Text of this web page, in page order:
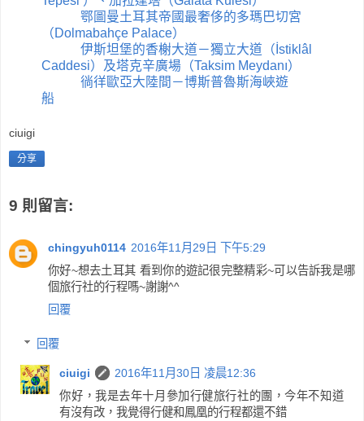
鄂圖曼土耳其帝國最奢侈的多瑪巴切宮
（Dolmabahçe Palace）
伊斯坦堡的香榭大道－獨立大道（İstiklâl
Caddesi）及塔克辛廣場（Taksim Meydanı）
徜徉歐亞大陸間－博斯普魯斯海峽遊
船
ciuigi
分享
9 則留言:
chingyuh0114 2016年11月29日 下午5:29
你好~想去土耳其 看到你的遊記很完整精彩~可以告訴我是哪
個旅行社的行程嗎~謝謝^^
回覆
回覆
ciuigi
2016年11月30日 凌晨12:36
你好，我是去年十月參加行健旅行社的團，今年不知道
有沒有改，我覺得行健和鳳凰的行程都還不錯